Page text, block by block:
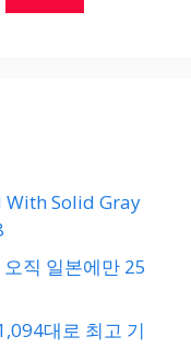
With Solid Gray
직 일본에만 25
대로 최고 기